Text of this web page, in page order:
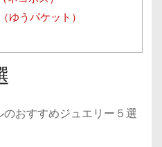
ゆうパケット）
おすすめジュエリー５選